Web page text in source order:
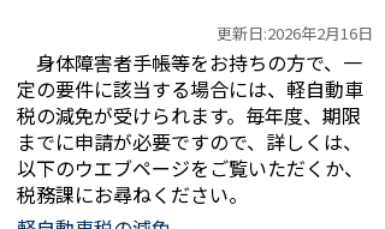
更新日:2026年2月16日
身体障害者手帳等をお持ちの方で、一
定の要件に該当する場合には、軽自動車
税の減免が受けられます。毎年度、期限
までに申請が必要ですので、詳しくは、
以下のウエブページをご覧いただくか、
税務課にお尋ねください。